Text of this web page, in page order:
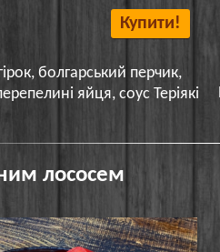
Купити!
болгарський перчик,
яйця, соус Теріякі
лососем